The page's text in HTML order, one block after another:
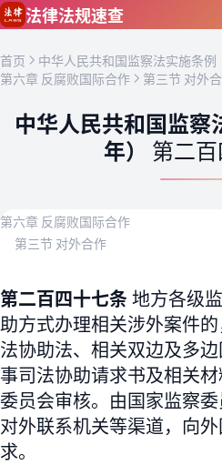
跳到主要内容
法律法规速查
首页
中华人民共和国监察法实施条例
第六章 反腐败国际合作
第三节 对外
中华人民共和国监
年） 第二
第六章 反腐败国际合作
第三节 对外合作
第二百四十七条地方各级
助方式办理相关涉外案件
法协助法、相关双边及多
事司法协助请求书及相关
委员会审核。由国家监察
对外联系机关等渠道，向
求。